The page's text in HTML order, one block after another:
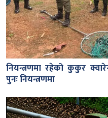
नियन्त्रणमा रहेको कुकुर
पुनः नियन्त्रणमा